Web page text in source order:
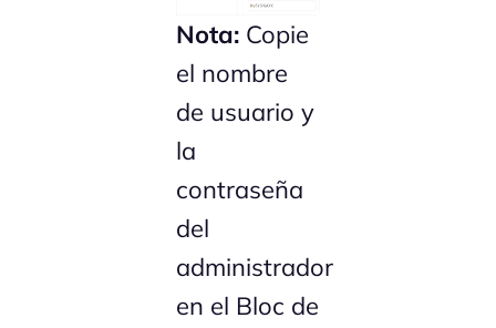
Nota: Copie
el nombre
de usuario y
la
contraseña
del
administrador
en el Bloc de